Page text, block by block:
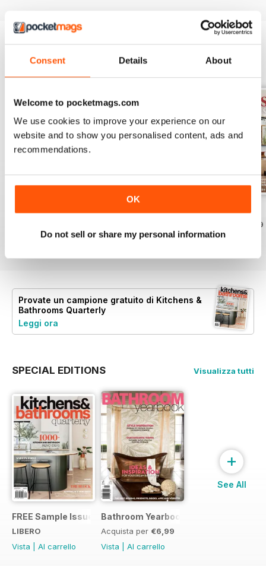
Consent Details About
Welcome to pocketmags.com
We use cookies to improve your experience on our
website and to show you personalised content, ads and
recommendations.
OK
Do not sell or share my personal information
EDIZIONI INDIETRO Visualizza tutti
Al carrello
Vista|Al carrello
€5,99
Vista|Al carrello
Provate un campione gratuito di Kitchens &
Bathrooms Quarterly
Leggi ora
SPECIAL EDITIONS Visualizza tutti
FREE Sample Issue
LIBERO
Vista
Al carrello
Bathroom Yearbook #18 | 2014
Acquista per €6,99
Vista
Al carrello
+
See All